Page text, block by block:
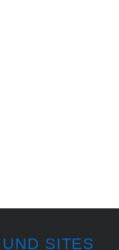
SITES